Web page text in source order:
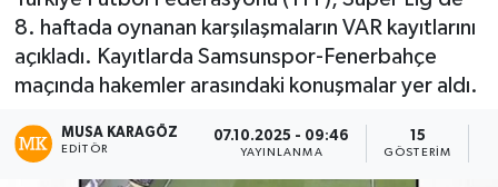
8. haftada oynanan karşılaşmaların VAR kayıtlarını
açıkladı. Kayıtlarda Samsunspor-Fenerbahçe
maçında hakemler arasındaki konuşmalar yer aldı.
MUSA KARAGÖZ
EDITÖR
07.10.2025 - 09:46
YAYINLANMA
15
GÖSTERIM
Tüm Manşetler
Son Dakika Haberleri
Haber Arşivi